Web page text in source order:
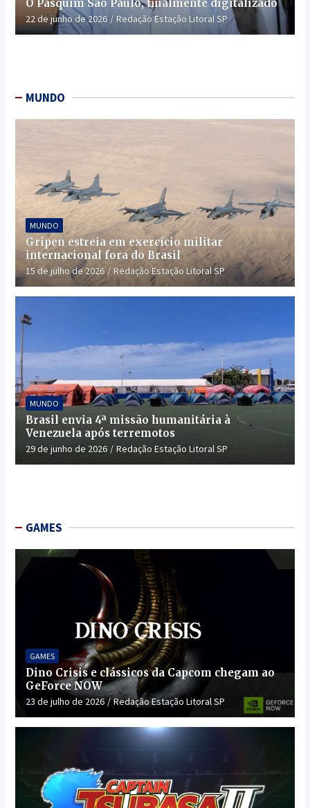
O Pasquim São Paulo, finalmente digitalizado
22 de junho de 2026 Redação Estação Litoral SP
MUNDO
MUNDO
Gripen estreia em exercício militar
internacional fora do Brasil
15 de julho de 2026 Redação Estação Litoral SP
MUNDO
Brasil envia 4ª missão humanitária à
Venezuela após terremotos
29 de junho de 2026 Redação Estação Litoral SP
GAMES
GAMES
Dino Crisis e clássicos da Capcom chegam ao
GeForce NOW
23 de julho de 2026 Redação Estação Litoral SP